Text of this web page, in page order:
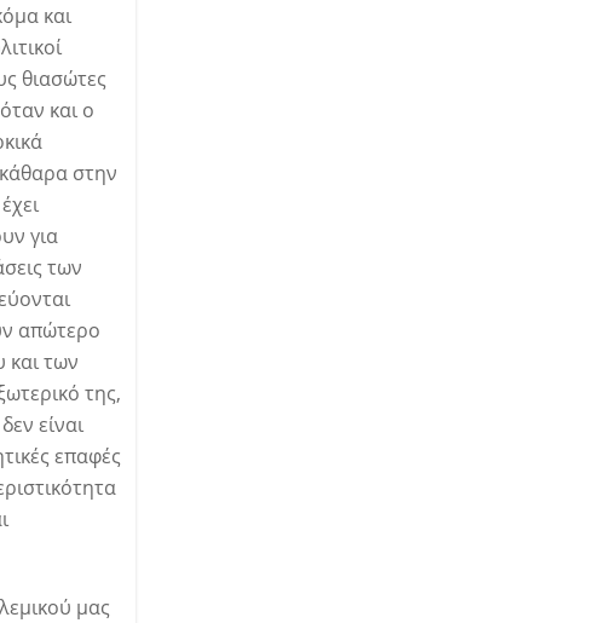
και
θιασώτες
και ο
στην
για
των
απώτερο
και των
της,
είναι
επαφές
μας